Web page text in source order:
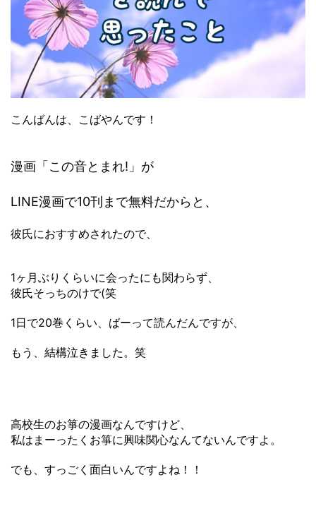
こんばんは、こばやんです！
漫画「この音とまれ!」が
LINE漫画で10刊まで無料だからと、
彼氏におすすめされたので、
1ヶ月ぶりくらいに会ったにも関わらず、
彼氏そっちのけで(笑
1日で20巻くらい、ばーって読んだんですが、
もう、結構泣きました。笑
高校生のお箏の漫画なんですけど、
私はまーったくお箏に興味関心なんてないんですよ。
でも、すっごく面白いんですよね！！